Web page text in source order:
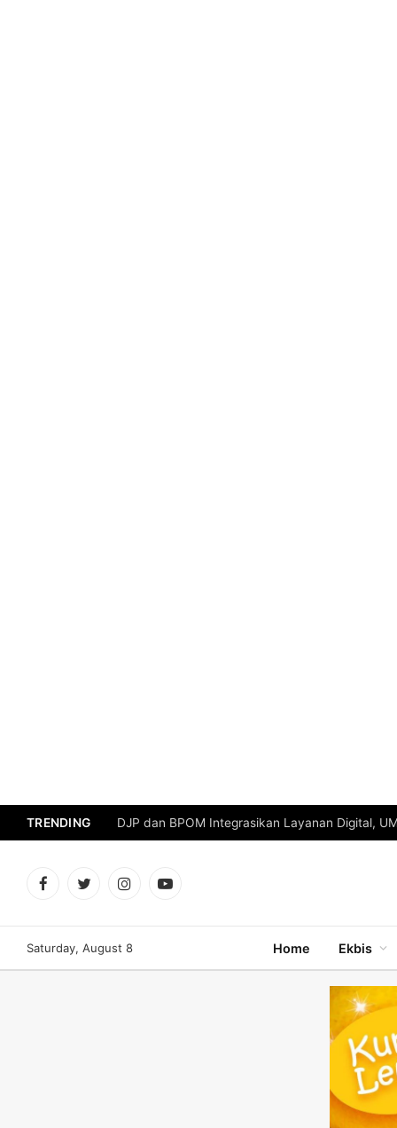
TRENDING DJP dan BPOM Integrasikan Layanan Digital,
FacebookTwitterInstagramYouTube
Saturday, August 8 Home Ekbis